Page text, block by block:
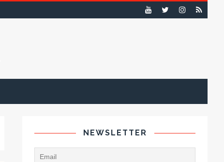
NEWSLETTER